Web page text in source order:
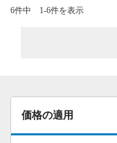
6件中 1-6件を表示
価格の適用